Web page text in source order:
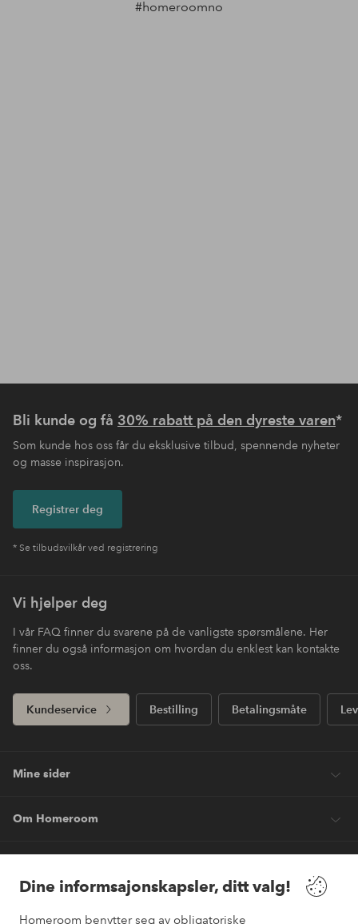
Dine informsajonskapsler, ditt valg!
Homeroom benytter seg av obligatoriske
#homeroomno
Bli kunde og få 30% rabatt på den dyreste varen*
Som kunde hos oss får du eksklusive tilbud, spennende nyheter
og masse inspirasjon.
Registrer deg
* Se tilbudsvilkår ved registrering
Vi hjelper deg
I vår FAQ finner du svarene på de vanligste spørsmålene. Her
finner du også informasjon om hvordan du enklest kan kontakte
oss.
Kundeservice Bestilling Betalingsmåte
Mine sider
Om Homeroom